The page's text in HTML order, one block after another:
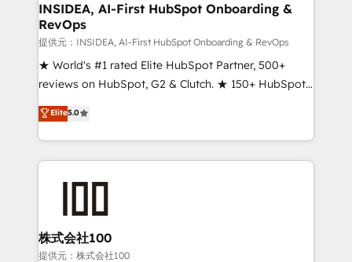
INSIDEA, AI-First HubSpot Onboarding &
RevOps
提供元：INSIDEA, AI-First HubSpot Onboarding & RevOps
★ World's #1 rated Elite HubSpot Partner, 500+
reviews on HubSpot, G2 & Clutch. ★ 150+ HubSpot
Certified Experts & Trainers across the team ★
1,500+ implementations across five continents ★ AI-
First, RevOps-led, Onboarding obsessed ★
Company of the Year 2024/25 INSIDEA helps
and build AI-powered workflows that drive adoption
from week one, in your time zone. What we do ➤
Onboarding: Live in weeks, with workflows built
Elite5.0
株式会社100
提供元：株式会社100